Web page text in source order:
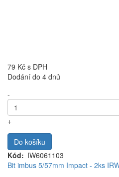
79 Kč s DPH
Dodání do 4 dnů
-
+
Do košíku
Kód
IW6061103
Bit imbus 5/57mm Impact - 2ks